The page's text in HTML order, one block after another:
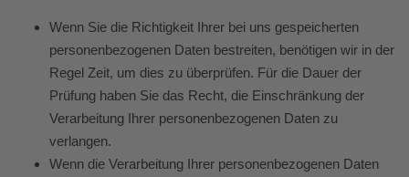
Wenn Sie die Richtigkeit Ihrer bei uns gespeicherten
personenbezogenen Daten bestreiten, benötigen wir in der
Regel Zeit, um dies zu überprüfen. Für die Dauer der
Prüfung haben Sie das Recht, die Einschränkung der
Verarbeitung Ihrer personenbezogenen Daten zu
verlangen.
Wenn die Verarbeitung Ihrer personenbezogenen Daten